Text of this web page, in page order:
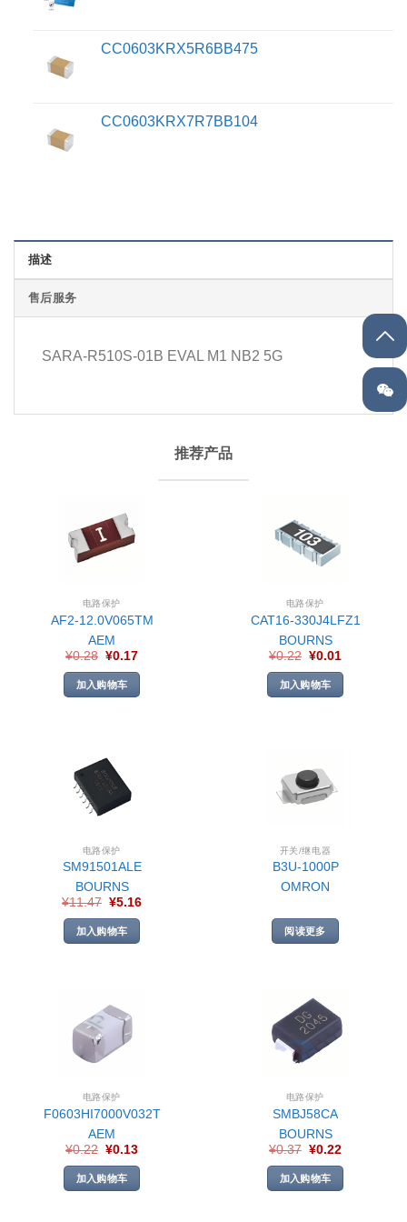
CC0603KRX5R6BB475
CC0603KRX7R7BB104
描述
售后服务
SARA-R510S-01B EVAL M1 NB2 5G
推荐产品
电路保护
AF2-12.0V065TM
AEM
¥0.28 ¥0.17
加入购物车
电路保护
CAT16-330J4LFZ1
BOURNS
¥0.22 ¥0.01
加入购物车
电路保护
SM91501ALE
BOURNS
¥11.47 ¥5.16
加入购物车
开关/继电器
B3U-1000P
OMRON
阅读更多
电路保护
F0603HI7000V032T
AEM
¥0.22 ¥0.13
加入购物车
电路保护
SMBJ58CA
BOURNS
¥0.37 ¥0.22
加入购物车